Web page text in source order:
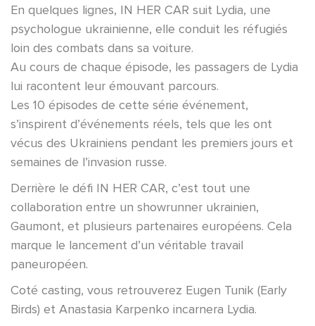
En quelques lignes, IN HER CAR suit Lydia, une
psychologue ukrainienne, elle conduit les réfugiés
loin des combats dans sa voiture.
Au cours de chaque épisode, les passagers de Lydia
lui racontent leur émouvant parcours.
Les 10 épisodes de cette série événement,
s’inspirent d’événements réels, tels que les ont
vécus des Ukrainiens pendant les premiers jours et
semaines de l’invasion russe.
Derrière le défi IN HER CAR, c’est tout une
collaboration entre un showrunner ukrainien,
Gaumont, et plusieurs partenaires européens. Cela
marque le lancement d’un véritable travail
paneuropéen.
Coté casting, vous retrouverez Eugen Tunik (Early
Birds) et Anastasia Karpenko incarnera Lydia.